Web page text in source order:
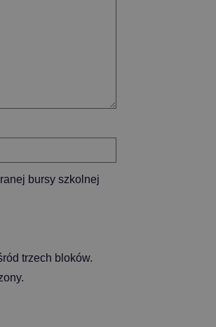
bursy szkolnej
trzech bloków.